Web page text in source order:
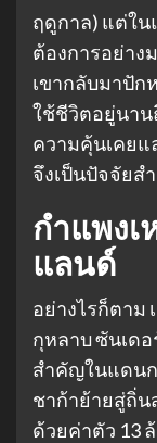
ฤดูกาล) แต่ใ
ต้องการอย่าง
เขากลับมาปัก
ใช้ชีวิตอยู่นาน
ความคุ้นเคยแ
จึงเป็นปัจจัยส
กำแพงเ
แลนด์
อย่างไรก็ตาม
กุหลาบ ซันเด
สำคัญในแดนก
ชาก้าย้ายสู่ถิ่น
ด้วยค่าตัว 13